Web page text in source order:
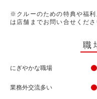
※クルーのための特典や福利
は店舗までお問い合せくださ
職
にぎやかな職場
業務外交流多い